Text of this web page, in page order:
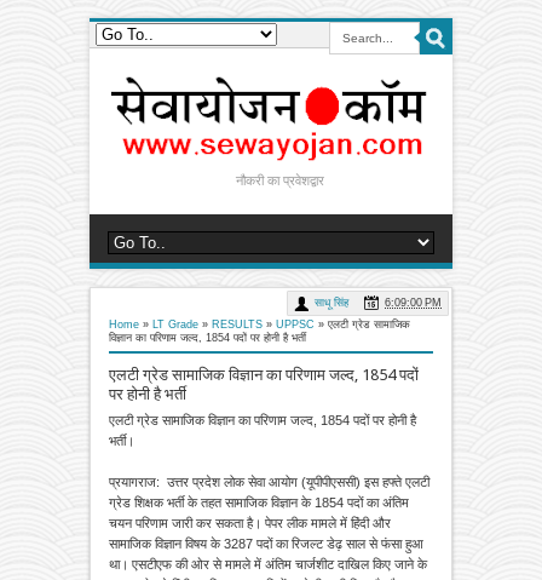
नौकरी का प्रवेशद्वार
Home » LT Grade » RESULTS » UPPSC » एलटी ग्रेड सामाजिक
विज्ञान का परिणाम जल्द, 1854 पदों पर होनी है भर्ती
एलटी ग्रेड सामाजिक विज्ञान का परिणाम जल्द, 1854 पदों
पर होनी है भर्ती
साधू सिंह 6:09:00 PM
एलटी ग्रेड सामाजिक विज्ञान का परिणाम जल्द, 1854 पदों पर होनी है
भर्ती।
प्रयागराज: उत्तर प्रदेश लोक सेवा आयोग (यूपीपीएससी) इस हफ्ते एलटी
ग्रेड शिक्षक भर्ती के तहत सामाजिक विज्ञान के 1854 पदों का अंतिम
चयन परिणाम जारी कर सकता है। पेपर लीक मामले में हिंदी और
सामाजिक विज्ञान विषय के 3287 पदों का रिजल्ट डेढ़ साल से फंसा हुआ
था। एसटीएफ की ओर से मामले में अंतिम चार्जशीट दाखिल किए जाने के